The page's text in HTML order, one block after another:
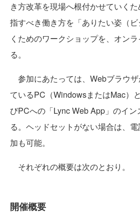
き方改革を現場へ根付かせていく
指すべき働き方を「ありたい姿（
くためのワークショップを、オン
る。
参加にあたっては、Webブラウ
ているPC（WindowsまたはMac）
びPCへの「Lync Web App」のイ
る。ヘッドセットがない場合は、
加も可能。
それぞれの概要は次のとおり。
開催概要